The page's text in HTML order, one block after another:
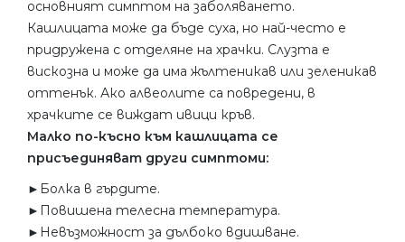
основният симптом на заболяването.
Кашлицата може да бъде суха, но най-често е
придружена с отделяне на храчки. Слузта е
вискозна и може да има жълтеникав или зеленикав
оттенък. Ако алвеолите са повредени, в
храчките се виждат ивици кръв.
Малко по-късно към кашлицата се
присъединяват други симптоми:
►Болка в гърдите.
►Повишена телесна температура.
►Невъзможност за дълбоко вдишване.